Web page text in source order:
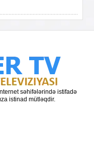
səhifələrində istifadə
istinad mütləqdir.